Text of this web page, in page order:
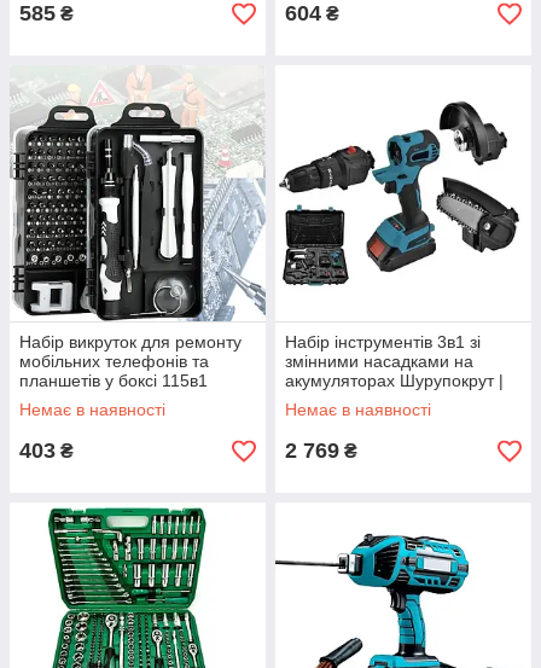
585 ₴ 604 ₴
Набір викруток для ремонту
мобільних телефонів та
планшетів у боксі 115в1
Немає в наявності
403 ₴
Набір інструментів 3в1 зі
змінними насадками на
акумуляторах Шурупокрут |
Болгарка | Пила
Немає в наявності
2 769 ₴